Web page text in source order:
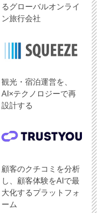
るグローバルオンライ
ン旅行会社
観光・宿泊運営を、
AI×テクノロジーで再
設計する
顧客のクチコミを分析
し、顧客体験をAIで最
大化するプラットフォ
ーム